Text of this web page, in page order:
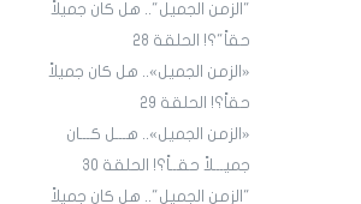
"الزمن الجميل".. هل كان جميلاً
حقاً"؟! الحلقة 28
«الزمن الجميل».. هل كان جميلاً
حقاً؟! الحلقة 29
«الزمن الجميل».. هـــل كـــان
جميـــلاً حقــاً؟! الحلقة 30
"الزمن الجميل".. هل كان جميلاً